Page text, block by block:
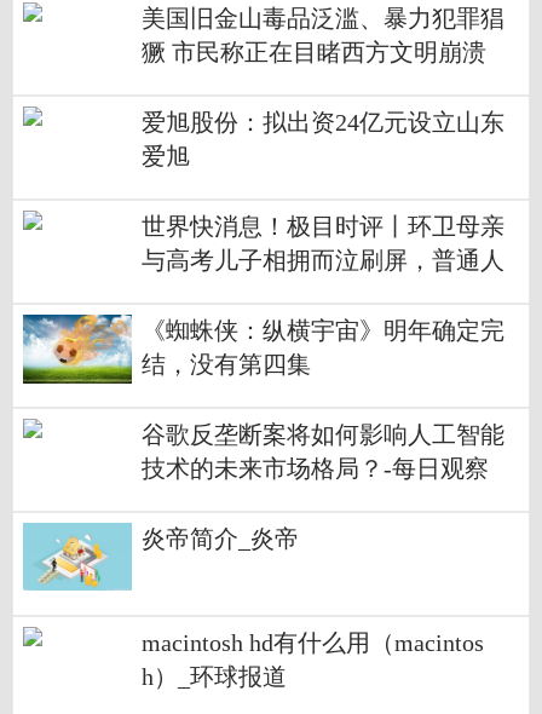
美国旧金山毒品泛滥、暴力犯罪猖
獗 市民称正在目睹西方文明崩溃
爱旭股份：拟出资24亿元设立山东
爱旭
世界快消息！极目时评丨环卫母亲
与高考儿子相拥而泣刷屏，普通人
《蜘蛛侠：纵横宇宙》明年确定完
结，没有第四集
谷歌反垄断案将如何影响人工智能
技术的未来市场格局？-每日观察
炎帝简介_炎帝
macintosh hd有什么用（macintos
h）_环球报道